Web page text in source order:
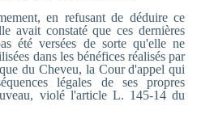
en refusant de déduire ce
avait constaté que ces dernières
été versées de sorte qu'elle ne
dans les bénéfices réalisés par
du Cheveu, la Cour d'appel qui
légales de ses propres
violé l'article L. 145-14 du